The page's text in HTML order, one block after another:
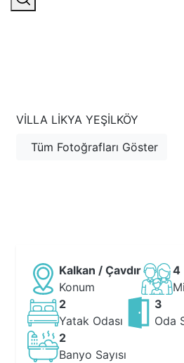
VILLA LIKYA YEŞILKÖY
Tüm Fotoğrafları Göster
Kalkan / Çavdır
Konum
4
2
Yatak Odası
3
Oda
2
Banyo Sayısı